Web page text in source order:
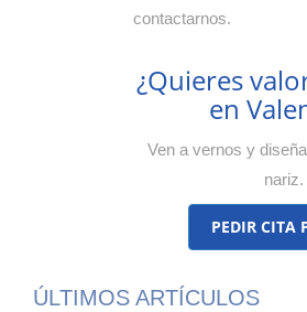
contactarnos.
¿Quieres
en
Ven a vernos y
nariz.
PEDIR CITA
ÚLTIMOS ARTÍCULOS